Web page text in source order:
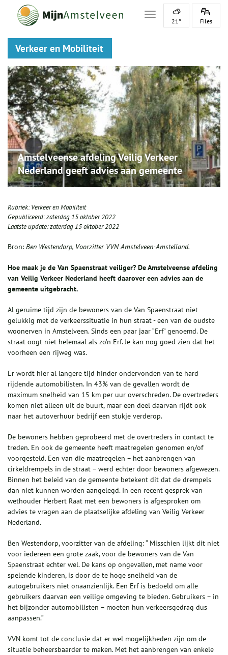
Toggle navigation
21° Files
Verkeer en Mobiliteit
Amstelveense afdeling Veilig Verkeer
Nederland geeft advies aan gemeente
Rubriek:Verkeer en Mobiliteit
Gepubliceerd:zaterdag 15 oktober 2022
Laatste update:zaterdag 15 oktober 2022
Bron: Ben Westendorp, Voorzitter VVN Amstelveen-Amstelland.
Hoe maak je de Van Spaenstraat veiliger? De Amstelveense afdeling
van Veilig Verkeer Nederland heeft daarover een advies aan de
gemeente uitgebracht.
Al geruime tijd zijn de bewoners van de Van Spaenstraat niet
gelukkig met de verkeerssituatie in hun straat - een van de oudste
woonerven in Amstelveen. Sinds een paar jaar “Erf” genoemd. De
straat oogt niet helemaal als zo’n Erf. Je kan nog goed zien dat het
voorheen een rijweg was.
Er wordt hier al langere tijd hinder ondervonden van te hard
rijdende automobilisten. In 43% van de gevallen wordt de
maximum snelheid van 15 km per uur overschreden. De overtreders
komen niet alleen uit de buurt, maar een deel daarvan rijdt ook
naar het autoverhuur bedrijf een stukje verderop.
De bewoners hebben geprobeerd met de overtreders in contact te
treden. En ook de gemeente heeft maatregelen genomen en/of
voorgesteld. Een van die maatregelen – het aanbrengen van
cirkeldrempels in de straat – werd echter door bewoners afgewezen.
Binnen het beleid van de gemeente betekent dit dat de drempels
dan niet kunnen worden aangelegd. In een recent gesprek van
wethouder Herbert Raat met een bewoners is afgesproken om
advies te vragen aan de plaatselijke afdeling van Veilig Verkeer
Nederland.
Ben Westendorp, voorzitter van de afdeling: “ Misschien lijkt dit niet
voor iedereen een grote zaak, voor de bewoners van de Van
Spaenstraat echter wel. De kans op ongevallen, met name voor
spelende kinderen, is door de te hoge snelheid van de
autogebruikers niet onaanzienlijk. Een Erf is bedoeld om alle
gebruikers daarvan een veilige omgeving te bieden. Gebruikers – in
het bijzonder automobilisten – moeten hun verkeersgedrag dus
aanpassen.”
VVN komt tot de conclusie dat er wel mogelijkheden zijn om de
situatie beheersbaarder te maken. Met het aanbrengen van enkele